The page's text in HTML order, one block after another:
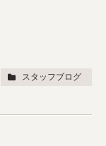
スタッフブログ